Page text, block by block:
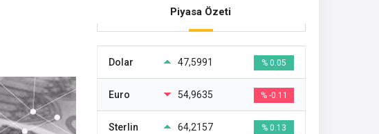
Piyasa Özeti
Dolar 47,5991 % 0.05
Euro 54,9635 % -0.11
Sterlin 64,2157 % 0.13